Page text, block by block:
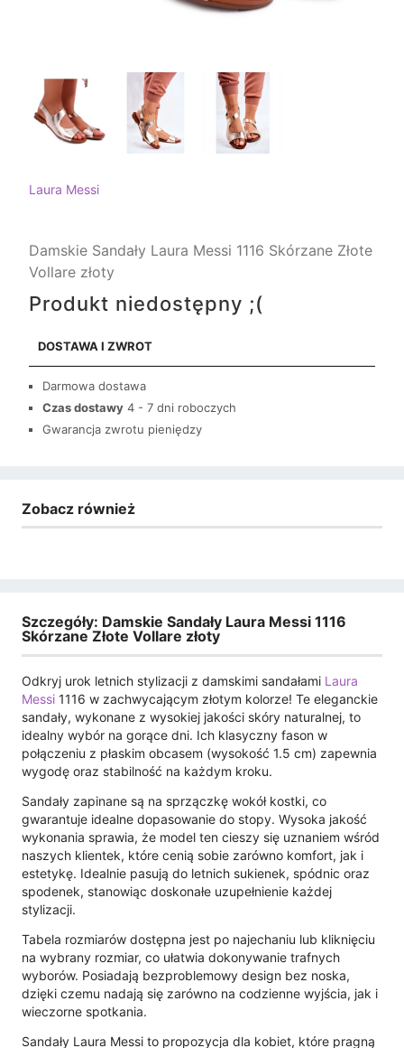
Laura Messi
Damskie Sandały Laura Messi 1116 Skórzane Złote
Vollare złoty
Produkt niedostępny ;(
DOSTAWA I ZWROT
Darmowa dostawa
Czas dostawy 4 - 7 dni roboczych
Gwarancja zwrotu pieniędzy
Zobacz również
Szczegóły: Damskie Sandały Laura Messi 1116
Skórzane Złote Vollare złoty
Odkryj urok letnich stylizacji z damskimi sandałami Laura
Messi 1116 w zachwycającym złotym kolorze! Te eleganckie
sandały, wykonane z wysokiej jakości skóry naturalnej, to
idealny wybór na gorące dni. Ich klasyczny fason w
połączeniu z płaskim obcasem (wysokość 1.5 cm) zapewnia
wygodę oraz stabilność na każdym kroku.
Sandały zapinane są na sprzączkę wokół kostki, co
gwarantuje idealne dopasowanie do stopy. Wysoka jakość
wykonania sprawia, że model ten cieszy się uznaniem wśród
naszych klientek, które cenią sobie zarówno komfort, jak i
estetykę. Idealnie pasują do letnich sukienek, spódnic oraz
spodenek, stanowiąc doskonałe uzupełnienie każdej
stylizacji.
Tabela rozmiarów dostępna jest po najechaniu lub kliknięciu
na wybrany rozmiar, co ułatwia dokonywanie trafnych
wyborów. Posiadają bezproblemowy design bez noska,
dzięki czemu nadają się zarówno na codzienne wyjścia, jak i
wieczorne spotkania.
Sandały Laura Messi to propozycja dla kobiet, które pragną